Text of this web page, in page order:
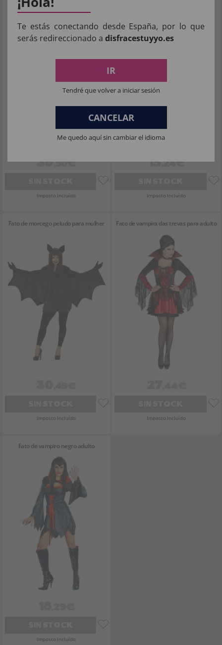
30,50€
Imposto Incluído
15,24€
Imposto Incluído
Fato de morcego peludo para mulher
Imposto Incluído
Fato de vampira das trevas para adulto
Imposto Incluído
Fato de vampiro negro adulto
Imposto Incluído
Te estás conectando desde España, por lo que
serás redireccionado a disfracestuyyo.es
IR
Tendré que volver a iniciar sesión
CANCELAR
Me quedo aquí sin cambiar el idioma